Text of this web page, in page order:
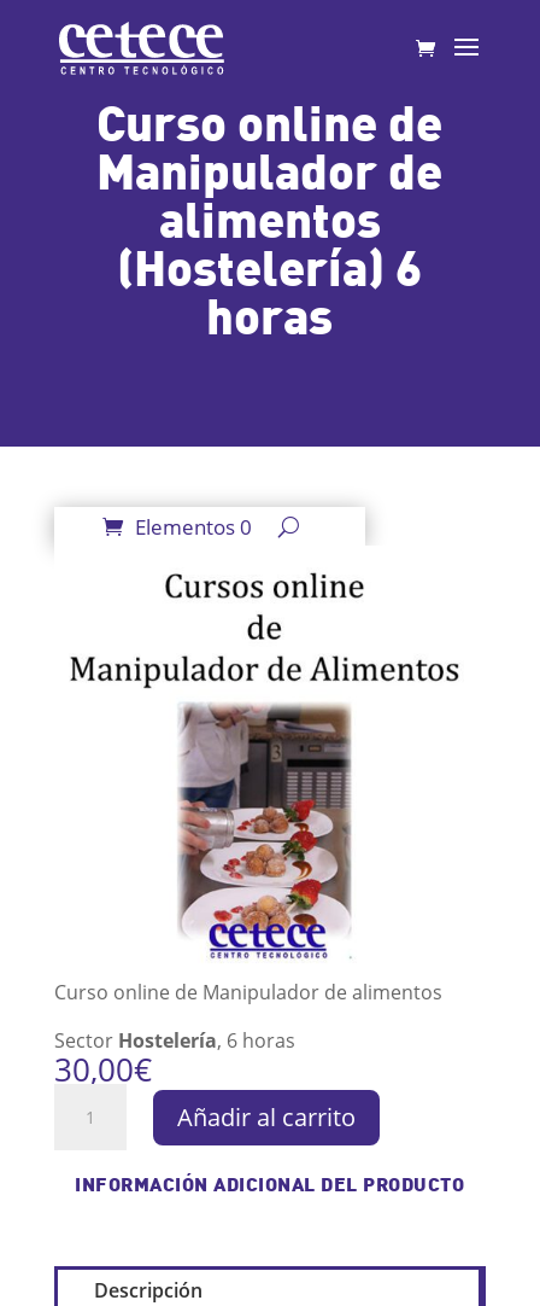
Curso online de
Manipulador de
alimentos
(Hostelería) 6
horas
Elementos 0
Curso online de Manipulador de alimentos
SectorHostelería, 6 horas
30,00€
online
Manipulador
(Hostelería)
Añadir al carrito
INFORMACIÓN ADICIONAL DEL PRODUCTO
Descripción